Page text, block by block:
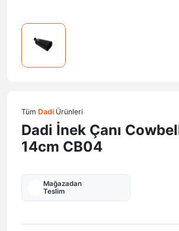
Tüm Dadi Ürünleri
Dadi İnek Çanı
14cm CB04
Mağazadan
Teslim